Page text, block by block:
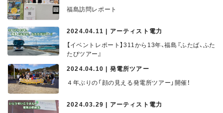
福島訪問レポート
2024.04.11 | アーティスト電力
【イベントレポート】311から13年、福島『ふたば、ふた
たびツアー』
2024.04.10 | 発電所ツアー
４年ぶりの「顔の見える発電所ツアー」開催！
2024.03.29 | アーティスト電力